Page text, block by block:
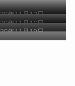
年11月13日
年11月16日
年11月19日